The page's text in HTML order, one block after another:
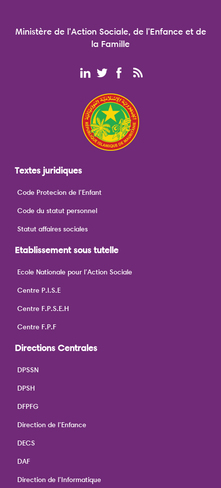
Ministère de l'Action Sociale, de l'Enfance et de
la Famille
Textes juridiques
Code Protecion de l’Enfant
Code du statut personnel
Statut affaires sociales
Etablissement sous tutelle
Ecole Nationale pour l’Action Sociale
Centre P.I.S.E
Centre F.P.S.E.H
Centre F.P.F
Directions Centrales
DPSSN
DPSH
DFPFG
Direction de l’Enfance
DECS
DAF
Direction de l’Informatique